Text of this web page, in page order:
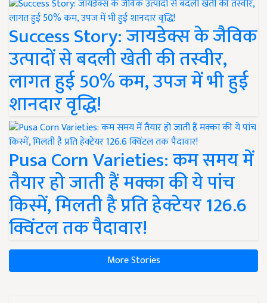
Success Story: जायडेक्स के जैविक
उत्पादों से बदली खेती की तस्वीर,
लागत हुई 50% कम, उपज में भी हुई
शानदार वृद्धि!
Pusa Corn Varieties: कम समय में
तैयार हो जाती हैं मक्का की ये पांच
किस्में, मिलती है प्रति हेक्टेयर 126.6
क्विंटल तक पैदावार!
More Stories